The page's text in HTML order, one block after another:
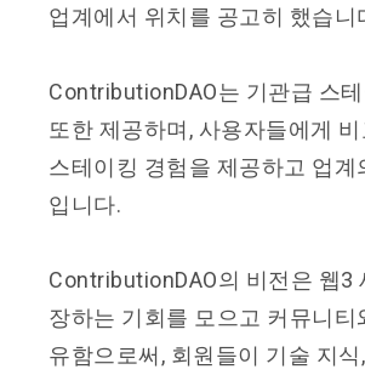
업계에서 위치를 공고히 했습니
ContributionDAO는 기관급 스
또한 제공하며, 사용자들에게
스테이킹 경험을 제공하고 업계
입니다.
ContributionDAO의 비전은 웹3
장하는 기회를 모으고 커뮤니티
유함으로써, 회원들이 기술 지식